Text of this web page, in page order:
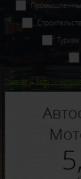
Туризм
Главная Авто - и